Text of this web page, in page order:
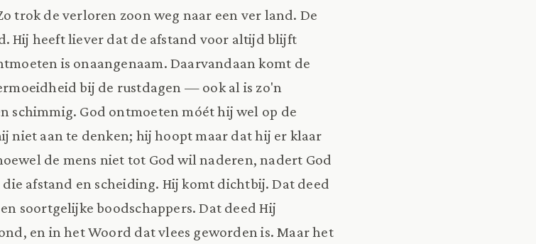
trok de verloren zoon weg naar een ver land. De
Hij heeft liever dat de afstand voor altijd blijft
is onaangenaam. Daarvandaan komt de
bij de rustdagen — ook al is zo'n
schimmig. God ontmoeten móét hij wel op de
niet aan te denken; hij hoopt maar dat hij er klaar
de mens niet tot God wil naderen, nadert God
afstand en scheiding. Hij komt dichtbij. Dat deed
soortgelijke boodschappers. Dat deed Hij
en in het Woord dat vlees geworden is. Maar het